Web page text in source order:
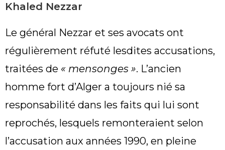
Khaled Nezzar
Le général Nezzar et ses avocats ont
régulièrement réfuté lesdites accusations,
traitées de « mensonges ». L’ancien
homme fort d’Alger a toujours nié sa
responsabilité dans les faits qui lui sont
reprochés, lesquels remonteraient selon
l’accusation aux années 1990, en pleine